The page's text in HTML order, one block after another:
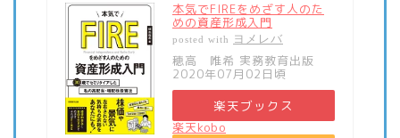
本気でFIREをめざす人のた
めの資産形成入門
posted with ヨメレバ
穂高 唯希 実務教育出版
2020年07月02日頃
楽天ブックス
楽天kobo